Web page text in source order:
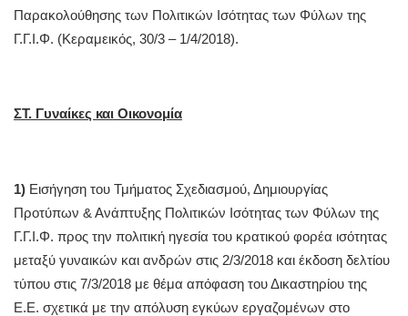
Παρακολούθησης των Πολιτικών Ισότητας των Φύλων της
Γ.Γ.Ι.Φ. (Κεραμεικός, 30/3 – 1/4/2018).
ΣΤ. Γυναίκες και Οικονομία
1) Εισήγηση του Τμήματος Σχεδιασμού, Δημιουργίας
Προτύπων & Ανάπτυξης Πολιτικών Ισότητας των Φύλων της
Γ.Γ.Ι.Φ. προς την πολιτική ηγεσία του κρατικού φορέα ισότητας
μεταξύ γυναικών και ανδρών στις 2/3/2018 και έκδοση δελτίου
τύπου στις 7/3/2018 με θέμα απόφαση του Δικαστηρίου της
Ε.Ε. σχετικά με την απόλυση εγκύων εργαζομένων στο